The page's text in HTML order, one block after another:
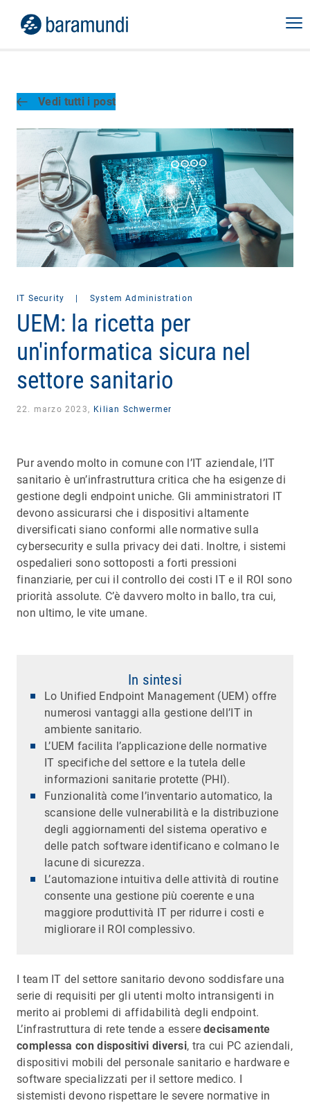
Vedi tutti i post
IT Security | System Administration
UEM: la ricetta per
un'informatica sicura nel
settore sanitario
22. marzo 2023, Kilian Schwermer
Pur avendo molto in comune con l’IT aziendale, l’IT
sanitario è un’infrastruttura critica che ha esigenze di
gestione degli endpoint uniche. Gli amministratori IT
devono assicurarsi che i dispositivi altamente
diversificati siano conformi alle normative sulla
cybersecurity e sulla privacy dei dati. Inoltre, i sistemi
ospedalieri sono sottoposti a forti pressioni
finanziarie, per cui il controllo dei costi IT e il ROI sono
priorità assolute. C’è davvero molto in ballo, tra cui,
non ultimo, le vite umane.
In sintesi
Lo Unified Endpoint Management (UEM) offre
numerosi vantaggi alla gestione dell’IT in
ambiente sanitario.
L’UEM facilita l’applicazione delle normative
IT specifiche del settore e la tutela delle
informazioni sanitarie protette (PHI).
Funzionalità come l’inventario automatico, la
scansione delle vulnerabilità e la distribuzione
degli aggiornamenti del sistema operativo e
delle patch software identificano e colmano le
lacune di sicurezza.
L’automazione intuitiva delle attività di routine
consente una gestione più coerente e una
maggiore produttività IT per ridurre i costi e
migliorare il ROI complessivo.
I team IT del settore sanitario devono soddisfare una
serie di requisiti per gli utenti molto intransigenti in
merito ai problemi di affidabilità degli endpoint.
L’infrastruttura di rete tende a esseredecisamente
complessa con dispositivi diversi, tra cui PC aziendali,
dispositivi mobili del personale sanitario e hardware e
software specializzati per il settore medico. I
sistemisti devono rispettare le severe normative in